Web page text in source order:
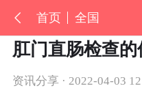
首页 全国
肛门直肠检查
资讯分享 · 2022-04-03